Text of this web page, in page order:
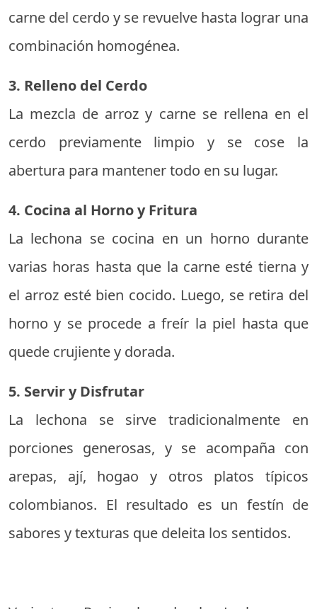
carne del cerdo y se revuelve hasta lograr una
combinación homogénea.
3. Relleno del Cerdo
La mezcla de arroz y carne se rellena en el
cerdo previamente limpio y se cose la
abertura para mantener todo en su lugar.
4. Cocina al Horno y Fritura
La lechona se cocina en un horno durante
varias horas hasta que la carne esté tierna y
el arroz esté bien cocido. Luego, se retira del
horno y se procede a freír la piel hasta que
quede crujiente y dorada.
5. Servir y Disfrutar
La lechona se sirve tradicionalmente en
porciones generosas, y se acompaña con
arepas, ají, hogao y otros platos típicos
colombianos. El resultado es un festín de
sabores y texturas que deleita los sentidos.